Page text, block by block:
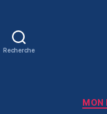
Recherche
MON